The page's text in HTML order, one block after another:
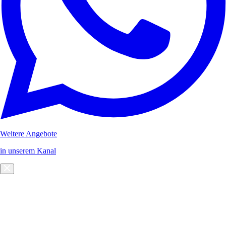
Weitere Angebote
in unserem Kanal